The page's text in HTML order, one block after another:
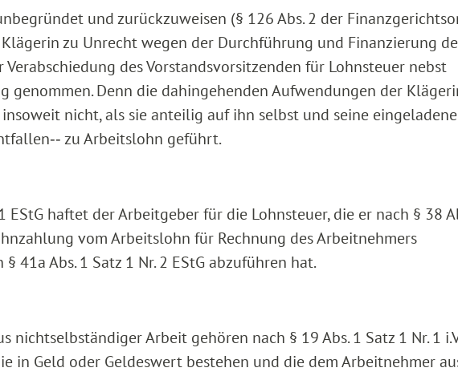
und zurückzuweisen (§ 126 Abs. 2 der
Klägerin zu Unrecht wegen der Durchführung und Finanzierung
Verabschiedung des Vorstandsvorsitzenden für Lohnsteuer nebst
genommen. Denn die dahingehenden Aufwendungen der
insoweit nicht, als sie anteilig auf ihn selbst und seine
zu Arbeitslohn geführt.
EStG haftet der Arbeitgeber für die Lohnsteuer, die er nach § 38
vom Arbeitslohn für Rechnung des Arbeitnehmers
41a Abs. 1 Satz 1 Nr. 2 EStG abzuführen hat.
nichtselbständiger Arbeit gehören nach § 19 Abs. 1 Satz 1 Nr. 1
in Geld oder Geldeswert bestehen und die dem Arbeitnehmer